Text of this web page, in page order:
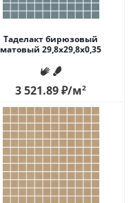
Таделакт бирюзовый
матовый 29,8x29,8x0,35
3 521.89₽/м2